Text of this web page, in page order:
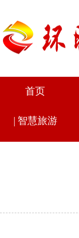
首页
| 智慧旅游